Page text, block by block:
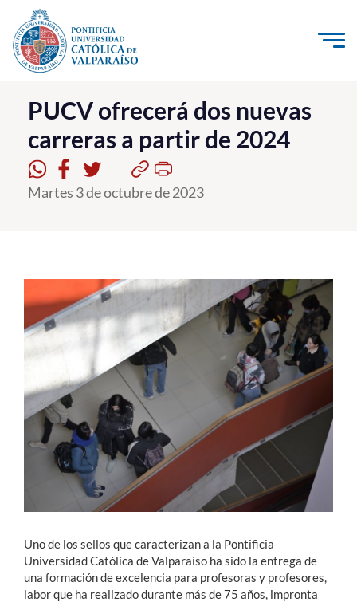
Click acá para ir directamente al contenido
La Universidad
Investigación, Creación e Innovación
PUCV Internacional
Vinculación con el Medio
Postgrado
Formación Continua
Estudiantes
Académicos
Funcionarios
English
PUCV ofrecerá dos nuevas
carreras a partir de 2024
Martes 3 de octubre de 2023
Uno de los sellos que caracterizan a la Pontificia
Universidad Católica de Valparaíso ha sido la entrega de
una formación de excelencia para profesoras y profesores,
labor que ha realizado durante más de 75 años, impronta